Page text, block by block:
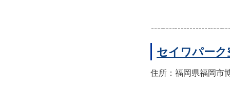
セイワパーク
住所：福岡県福岡市